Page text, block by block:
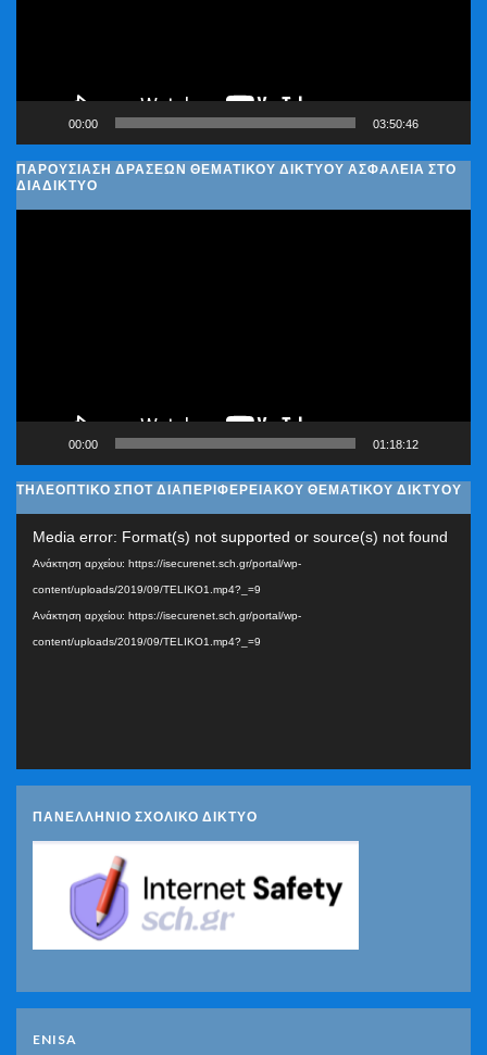
00:00 03:50:46
ΠΑΡΟΥΣΊΑΣΗ ΔΡΆΣΕΩΝ ΘΕΜΑΤΙΚΟΎ ΔΙΚΤΎΟΥ ΑΣΦΆΛΕΙΑ ΣΤΟ
ΔΙΑΔΊΚΤΥΟ
00:00 01:18:12
ΤΗΛΕΟΠΤΙΚΟ ΣΠΟΤ ΔΙΑΠΕΡΙΦΕΡΕΙΑΚΟΥ ΘΕΜΑΤΙΚΟΥ ΔΙΚΤΥΟΥ
Media error: Format(s) not supported or source(s) not found
Ανάκτηση αρχείου: https://isecurenet.sch.gr/portal/wp-
content/uploads/2019/09/TELIKO1.mp4?_=9
Ανάκτηση αρχείου: https://isecurenet.sch.gr/portal/wp-
content/uploads/2019/09/TELIKO1.mp4?_=9
ΠΑΝΕΛΛΗΝΙΟ ΣΧΟΛΙΚΟ ΔΙΚΤΥΟ
ENISA